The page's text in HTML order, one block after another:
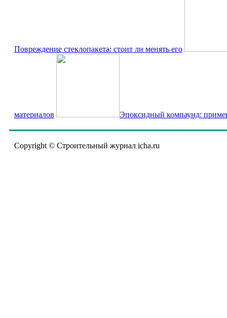
Повреждение стеклопакета: стоит ли менять его
материалов Эпоксидный компаунд:
Copyright © Строительный журнал icha.ru